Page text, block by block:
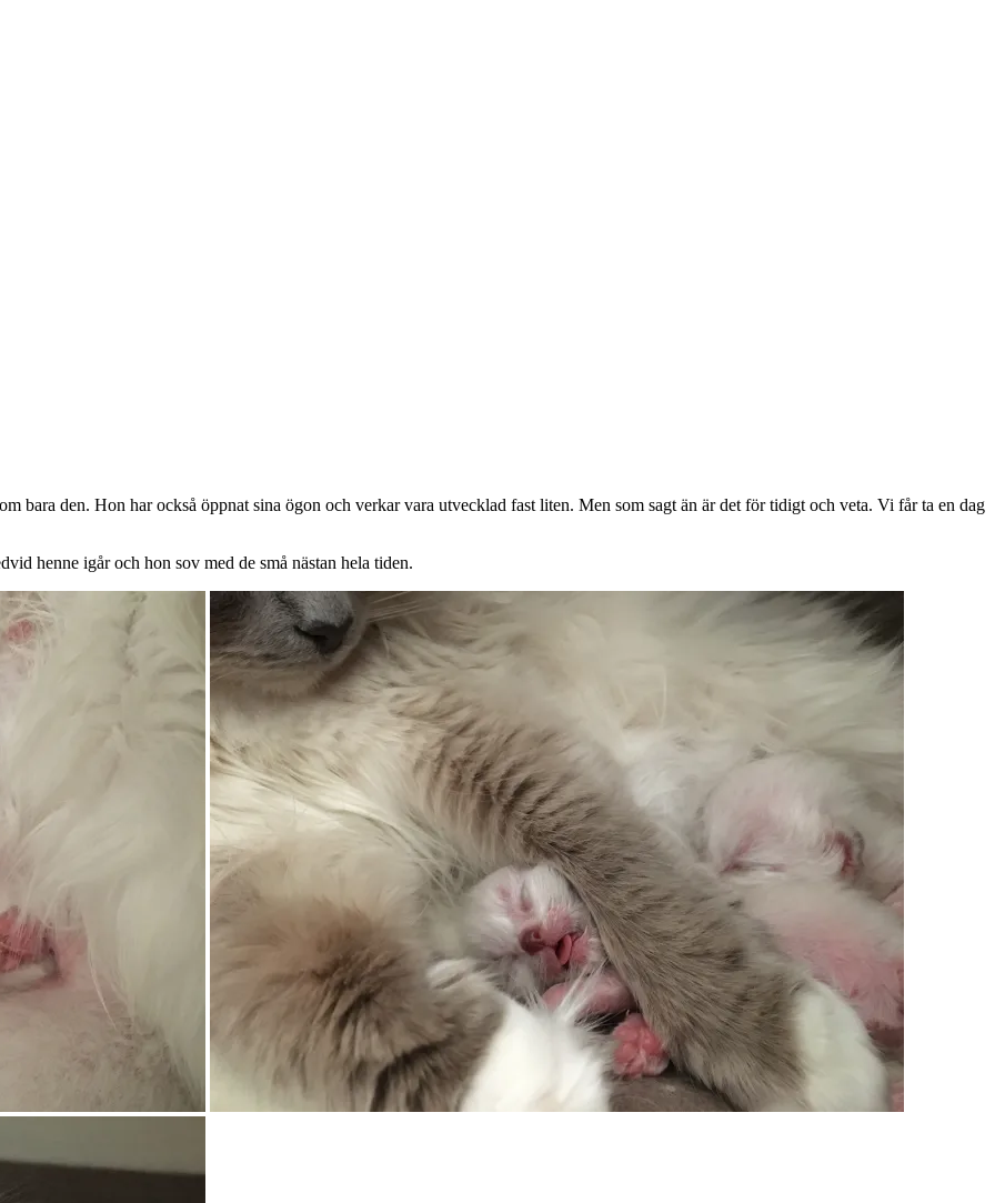
bara den. Hon har också öppnat sina ögon och verkar vara utvecklad fast liten. Men som sagt än är det för tidigt och veta. Vi får ta en dag
henne igår och hon sov med de små nästan hela tiden.